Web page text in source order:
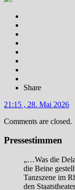
Share
21:15 , 28. Mai 2026
Comments are closed.
Pressestimmen
„…Was die
die Beine
Tanzszene im
den